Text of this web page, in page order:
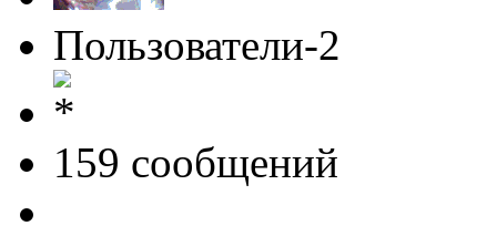
Пользователи-2
159 cообщений